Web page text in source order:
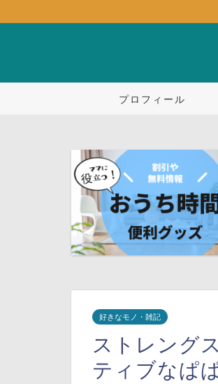
プロフィール
好きなモノ・雑記
ストレング
ティブなぱ